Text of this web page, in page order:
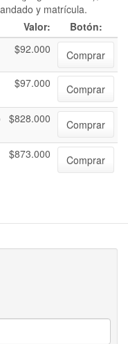
y matrícula.
Valor:
Botón:
$92.000
Comprar
$97.000 Comprar
$828.000 Comprar
$873.000 Comprar